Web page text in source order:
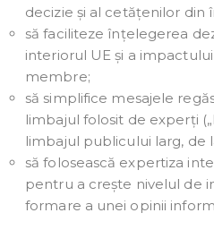
decizie și al cetățenilor din
să faciliteze înțelegerea
interiorul UE și a
membre;
să simplifice mesajele
limbajul folosit de experți
limbajul publicului larg, de
să folosească expertiza
pentru a crește nivelul de
formare a unei opinii